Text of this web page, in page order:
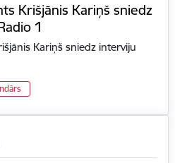
Krišjānis Kariņš sniedz
1
Kariņš sniedz interviju